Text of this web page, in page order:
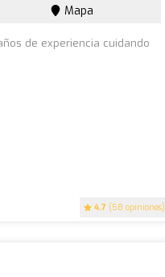
4.7 (58 opiniones)
Mapa
de experiencia cuidando